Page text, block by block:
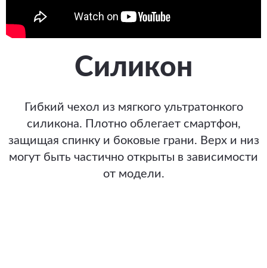
Силикон
Гибкий чехол из мягкого ультратонкого
силикона. Плотно облегает смартфон,
защищая спинку и боковые грани. Верх и низ
могут быть частично открыты в зависимости
от модели.